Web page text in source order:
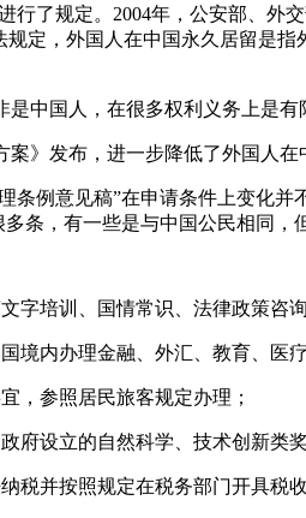
行了规定。2004年，公安部、
定，外国人在中国永久居留是
中国人，在很多权利义务上是
》发布，进一步降低了外国人
条例意见稿”在申请条件上变化
条，有一些是与中国公民相同
字培训、国情常识、法律政策咨
境内办理金融、外汇、教育、
，参照居民旅客规定办理；
府设立的自然科学、技术创新类
税并按照规定在税务部门开具